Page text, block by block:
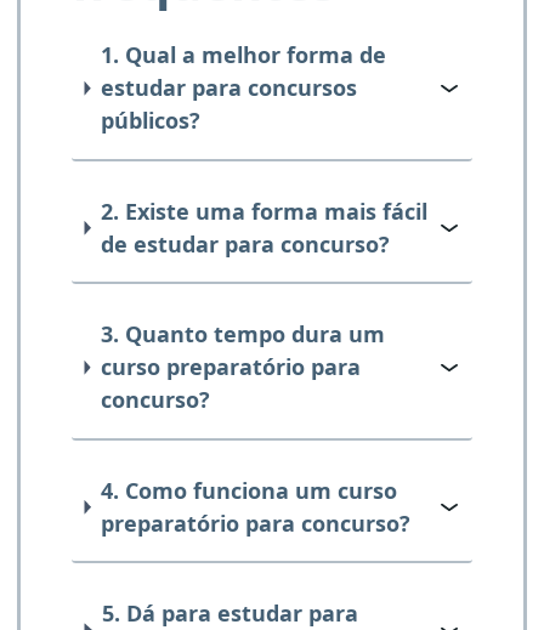
1. Qual a melhor forma de
estudar para concursos
públicos?
2. Existe uma forma mais fácil
de estudar para concurso?
3. Quanto tempo dura um
curso preparatório para
concurso?
4. Como funciona um curso
preparatório para concurso?
5. Dá para estudar para